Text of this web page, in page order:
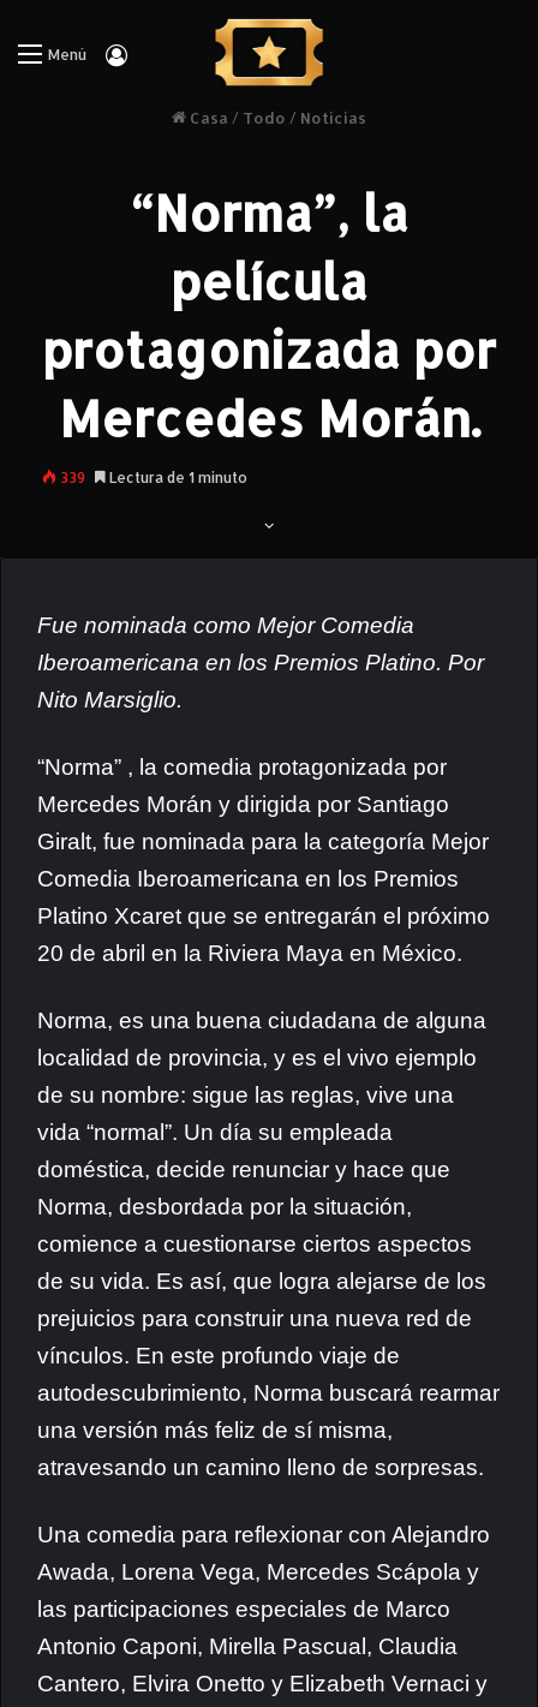
Menú Iniciar Sesión
Casa / Todo / Noticias
“Norma”, la
película
protagonizada por
Mercedes Morán.
339 Lectura de 1 minuto
Fue nominada como Mejor Comedia
Iberoamericana en los Premios Platino. Por
Nito Marsiglio.
“Norma” , la comedia protagonizada por
Mercedes Morán y dirigida por Santiago
Giralt, fue nominada para la categoría Mejor
Comedia Iberoamericana en los Premios
Platino Xcaret que se entregarán el próximo
20 de abril en la Riviera Maya en México.
Norma, es una buena ciudadana de alguna
localidad de provincia, y es el vivo ejemplo
de su nombre: sigue las reglas, vive una
vida “normal”. Un día su empleada
doméstica, decide renunciar y hace que
Norma, desbordada por la situación,
comience a cuestionarse ciertos aspectos
de su vida. Es así, que logra alejarse de los
prejuicios para construir una nueva red de
vínculos. En este profundo viaje de
autodescubrimiento, Norma buscará rearmar
una versión más feliz de sí misma,
atravesando un camino lleno de sorpresas.
Una comedia para reflexionar con Alejandro
Awada, Lorena Vega, Mercedes Scápola y
las participaciones especiales de Marco
Antonio Caponi, Mirella Pascual, Claudia
Cantero, Elvira Onetto y Elizabeth Vernaci y